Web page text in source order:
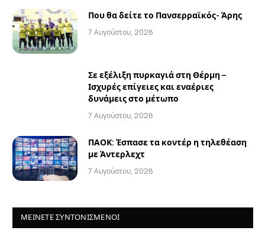
Που θα δείτε το Πανσερραϊκός- Άρης
7 Αυγούστου, 2026
Σε εξέλιξη πυρκαγιά στη Θέρμη –
Ισχυρές επίγειες και εναέριες
δυνάμεις στο μέτωπο
7 Αυγούστου, 2026
ΠΑΟΚ: Έσπασε τα κοντέρ η τηλεθέαση
με Άντερλεχτ
7 Αυγούστου, 2026
ΜΕΙΝΕΤΕ ΣΥΝΤΟΝΙΣΜΕΝΟΙ